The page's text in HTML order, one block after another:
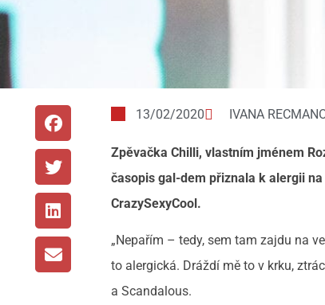
13/02/2020 IVANA
Zpěvačka Chilli, vlastním jménem
časopis gal-dem přiznala k alergii
CrazySexyCool.
„Nepařím – tedy, sem tam zajdu na
to alergická. Dráždí mě to v krku,
a Scandalous.